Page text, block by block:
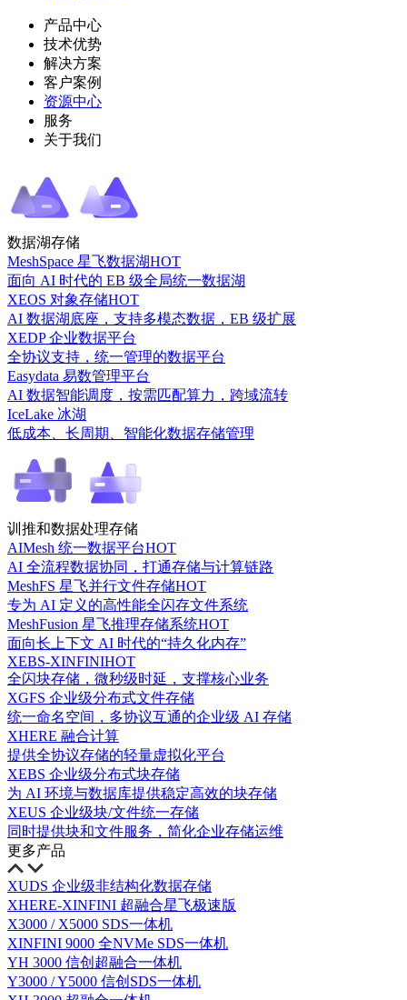
产品中心
技术优势
解决方案
客户案例
资源中心
服务
关于我们
数据湖存储
MeshSpace 星飞数据湖HOT
面向 AI 时代的 EB 级全局统一数据湖
XEOS 对象存储HOT
AI 数据湖底座，支持多模态数据，EB 级扩展
XEDP 企业数据平台
全协议支持，统一管理的数据平台
Easydata 易数管理平台
AI 数据智能调度，按需匹配算力，跨域流转
IceLake 冰湖
低成本、长周期、智能化数据存储管理
训推和数据处理存储
AIMesh 统一数据平台HOT
AI 全流程数据协同，打通存储与计算链路
MeshFS 星飞并行文件存储HOT
专为 AI 定义的高性能全闪存文件系统
MeshFusion 星飞推理存储系统HOT
面向长上下文 AI 时代的“持久化内存”
XEBS-XINFINIHOT
全闪块存储，微秒级时延，支撑核心业务
XGFS 企业级分布式文件存储
统一命名空间，多协议互通的企业级 AI 存储
XHERE 融合计算
提供全协议存储的轻量虚拟化平台
XEBS 企业级分布式块存储
为 AI 环境与数据库提供稳定高效的块存储
XEUS 企业级块/文件统一存储
同时提供块和文件服务，简化企业存储运维
更多产品
XUDS 企业级非结构化数据存储
XHERE-XINFINI 超融合星飞极速版
X3000 / X5000 SDS一体机
XINFINI 9000 全NVMe SDS一体机
YH 3000 信创超融合一体机
Y3000 / Y5000 信创SDS一体机